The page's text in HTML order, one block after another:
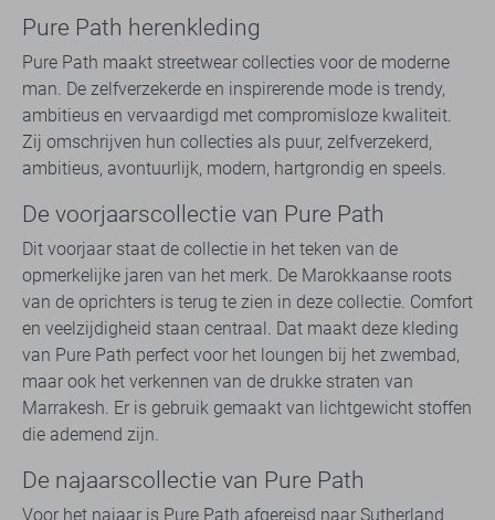
Pure Path herenkleding
Pure Path maakt streetwear collecties voor de moderne
man. De zelfverzekerde en inspirerende mode is trendy,
ambitieus en vervaardigd met compromisloze kwaliteit.
Zij omschrijven hun collecties als puur, zelfverzekerd,
ambitieus, avontuurlijk, modern, hartgrondig en speels.
De voorjaarscollectie van Pure Path
Dit voorjaar staat de collectie in het teken van de
opmerkelijke jaren van het merk. De Marokkaanse roots
van de oprichters is terug te zien in deze collectie. Comfort
en veelzijdigheid staan centraal. Dat maakt deze kleding
van Pure Path perfect voor het loungen bij het zwembad,
maar ook het verkennen van de drukke straten van
Marrakesh. Er is gebruik gemaakt van lichtgewicht stoffen
die ademend zijn.
De najaarscollectie van Pure Path
Voor het najaar is Pure Path afgereisd naar Sutherland